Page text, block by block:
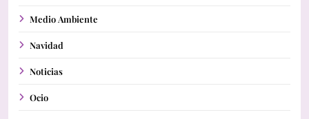
Medio Ambiente
Navidad
Noticias
Ocio